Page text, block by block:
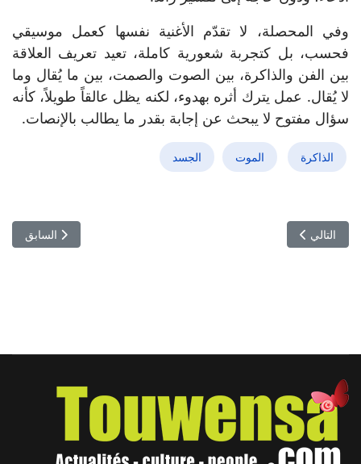
وفي المحصلة، لا تقدّم الأغنية نفسها كعمل موسيقي
فحسب، بل كتجربة شعورية كاملة، تعيد تعريف العلاقة
بين الفن والذاكرة، بين الصوت والصمت، بين ما يُقال وما
لا يُقال. عمل يترك أثره بهدوء، لكنه يظل عالقاً طويلاً، كأنه
سؤال مفتوح لا يبحث عن إجابة بقدر ما يطالب بالإنصات.
الذاكرة الموت الجسد
المقال
السابق
المقال التالي: "عرق".. حين يتحوّل الجسد إلى لغة والروح إلى مسرح
التالي